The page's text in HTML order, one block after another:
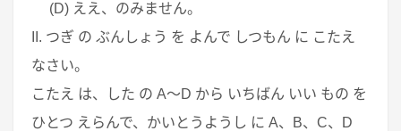
(D) ええ、のみません。
II. つぎ の ぶんしょう を よんで しつもん に こたえ
なさい。
こたえ は、した の A～D から いちばん いい もの を
ひとつ えらんで、かいとうようし に A、B、C、D